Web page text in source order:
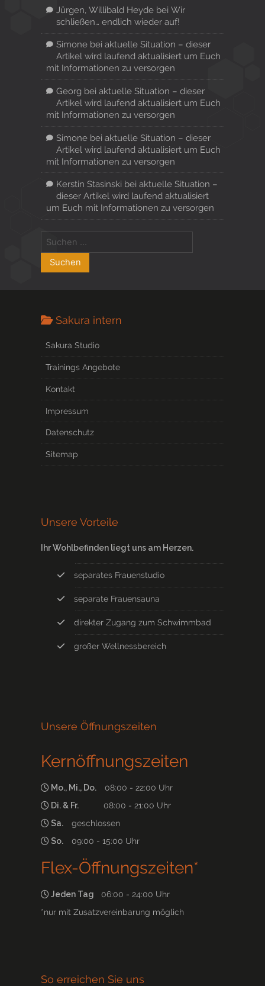
Jürgen, Willibald Heydebei Wir
schließen… endlich wieder auf!
Simonebei aktuelle Situation – dieser
Artikel wird laufend aktualisiert um Euch
mit Informationen zu versorgen
Georg bei aktuelle Situation – dieser
Artikel wird laufend aktualisiert um Euch
mit Informationen zu versorgen
Simonebei aktuelle Situation – dieser
Artikel wird laufend aktualisiert um Euch
mit Informationen zu versorgen
Kerstin Stasinski bei aktuelle Situation –
dieser Artikel wird laufend aktualisiert
um Euch mit Informationen zu versorgen
Sakura intern
Sakura Studio
Trainings Angebote
Kontakt
Impressum
Datenschutz
Sitemap
Unsere Vorteile
Ihr Wohlbefinden liegt uns am Herzen.
separates Frauenstudio
separate Frauensauna
direkter Zugang zum Schwimmbad
großer Wellnessbereich
Unsere Öffnungszeiten
Kernöffnungszeiten
Mo., Mi., Do.
08:00 - 22:00 Uhr
Di. & Fr.
08:00 - 21:00 Uhr
Sa.
geschlossen
So.
09:00 - 15:00 Uhr
Flex-Öffnungszeiten*
Jeden Tag 06:00 - 24:00 Uhr
*nur mit Zusatzvereinbarung möglich
So erreichen Sie uns